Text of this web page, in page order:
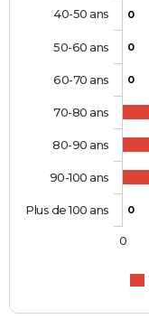
0
0
0
0
40-50 ans
50-60 ans
60-70 ans
70-80 ans
80-90 ans
90-100 ans
Plus de 100 ans
0